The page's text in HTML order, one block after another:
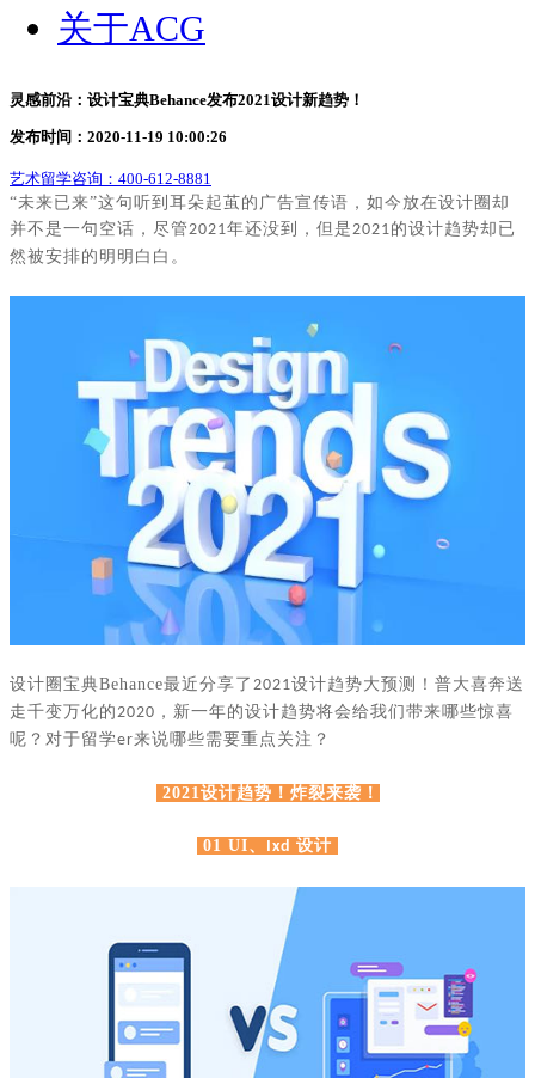
关于ACG
灵感前沿：设计宝典Behance发布2021设计新趋势！
发布时间：2020-11-19 10:00:26
艺术留学咨询： 400-612-8881
“未来已来”这句听到耳朵起茧的广告宣传语，如今放在设计圈却
并不是一句空话，尽管2021年还没到，但是2021的设计趋势却已
然被安排的明明白白。
设计圈宝典Behance最近分享了 2021设计趋势大预测！普大喜奔送
走千变万化的2020 ，新一年的设计趋势将会给我们带来哪些惊喜
呢？对于留学er来说哪些需要重点关注？
2021设计趋势！炸裂来袭！
01 UI、 Ixd 设计